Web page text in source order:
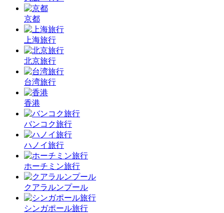
京都
上海旅行
北京旅行
台湾旅行
香港
バンコク旅行
ハノイ旅行
ホーチミン旅行
クアラルンプール
シンガポール旅行